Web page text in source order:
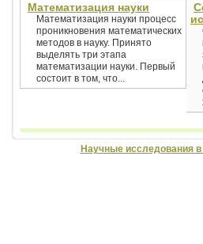
Математизация науки
Математизация науки процесс
проникновения математических
методов в науку. Принято
выделять три этапа
математизации науки. Первый
состоит в том, что...
Научные исследования в